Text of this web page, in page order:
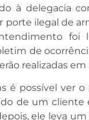
à delegacia
porte ilegal de
de
realizadas
é possível ver
de um cliente
ele leva